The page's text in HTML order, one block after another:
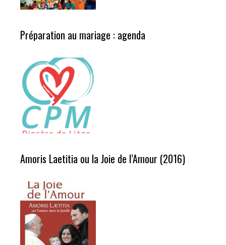
Préparation au mariage : agenda
Amoris Laetitia ou la Joie de l’Amour (2016)